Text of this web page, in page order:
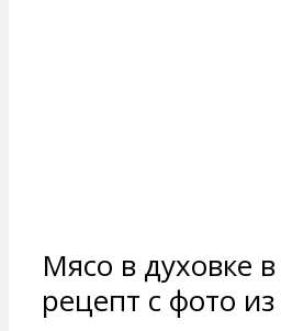
Мясо в духовке
рецепт с фото